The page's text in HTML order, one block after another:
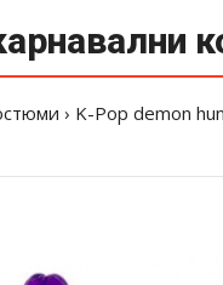
K-Pop demon